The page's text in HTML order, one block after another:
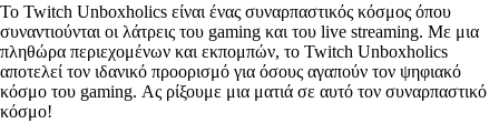
Το Twitch Unboxholics είναι ένας συναρπαστικός κόσμος όπου
συναντιούνται οι λάτρεις του gaming και του live streaming. Με μια
πληθώρα περιεχομένων και εκπομπών, το Twitch Unboxholics
αποτελεί τον ιδανικό προορισμό για όσους αγαπούν τον ψηφιακό
κόσμο του gaming. Ας ρίξουμε μια ματιά σε αυτό τον συναρπαστικό
κόσμο!